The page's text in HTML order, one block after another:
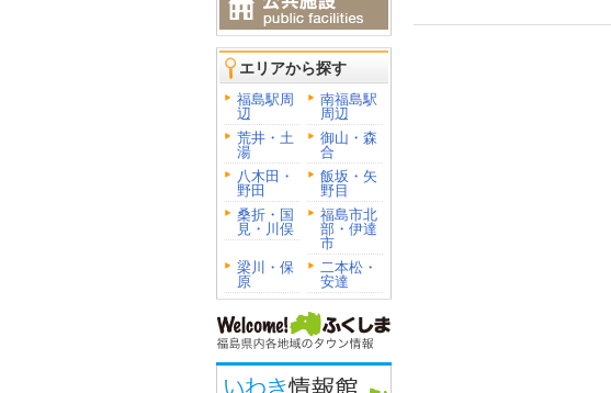
エリアから探す
福島駅周
辺
南福島駅
周辺
荒井・土
湯
御山・森
合
八木田・
野田
飯坂・矢
野目
桑折・国
見・川俣
福島市北
部・伊達
市
梁川・保
原
二本松・
安達